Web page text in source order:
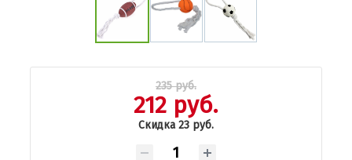
235 руб.
212 руб.
Скидка 23 руб.